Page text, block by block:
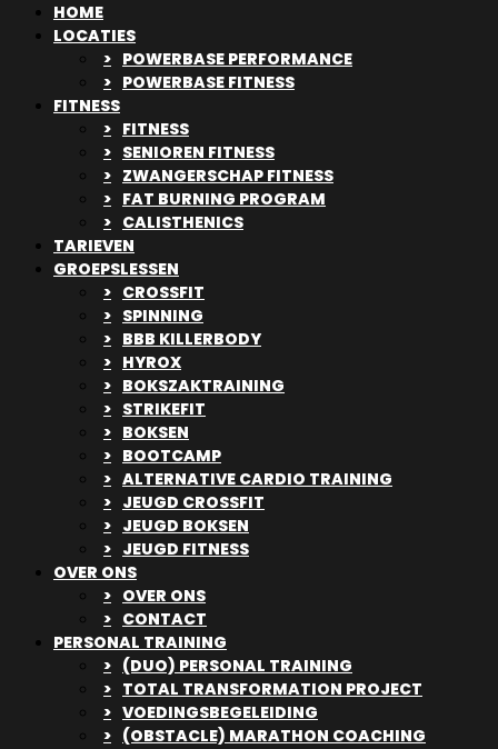
HOME
LOCATIES
POWERBASE PERFORMANCE
POWERBASE FITNESS
FITNESS
FITNESS
SENIOREN FITNESS
ZWANGERSCHAP FITNESS
FAT BURNING PROGRAM
CALISTHENICS
TARIEVEN
GROEPSLESSEN
CROSSFIT
SPINNING
BBB KILLERBODY
HYROX
BOKSZAKTRAINING
STRIKEFIT
BOKSEN
BOOTCAMP
ALTERNATIVE CARDIO TRAINING
JEUGD CROSSFIT
JEUGD BOKSEN
JEUGD FITNESS
OVER ONS
OVER ONS
CONTACT
PERSONAL TRAINING
(DUO) PERSONAL TRAINING
TOTAL TRANSFORMATION PROJECT
VOEDINGSBEGELEIDING
(OBSTACLE) MARATHON COACHING